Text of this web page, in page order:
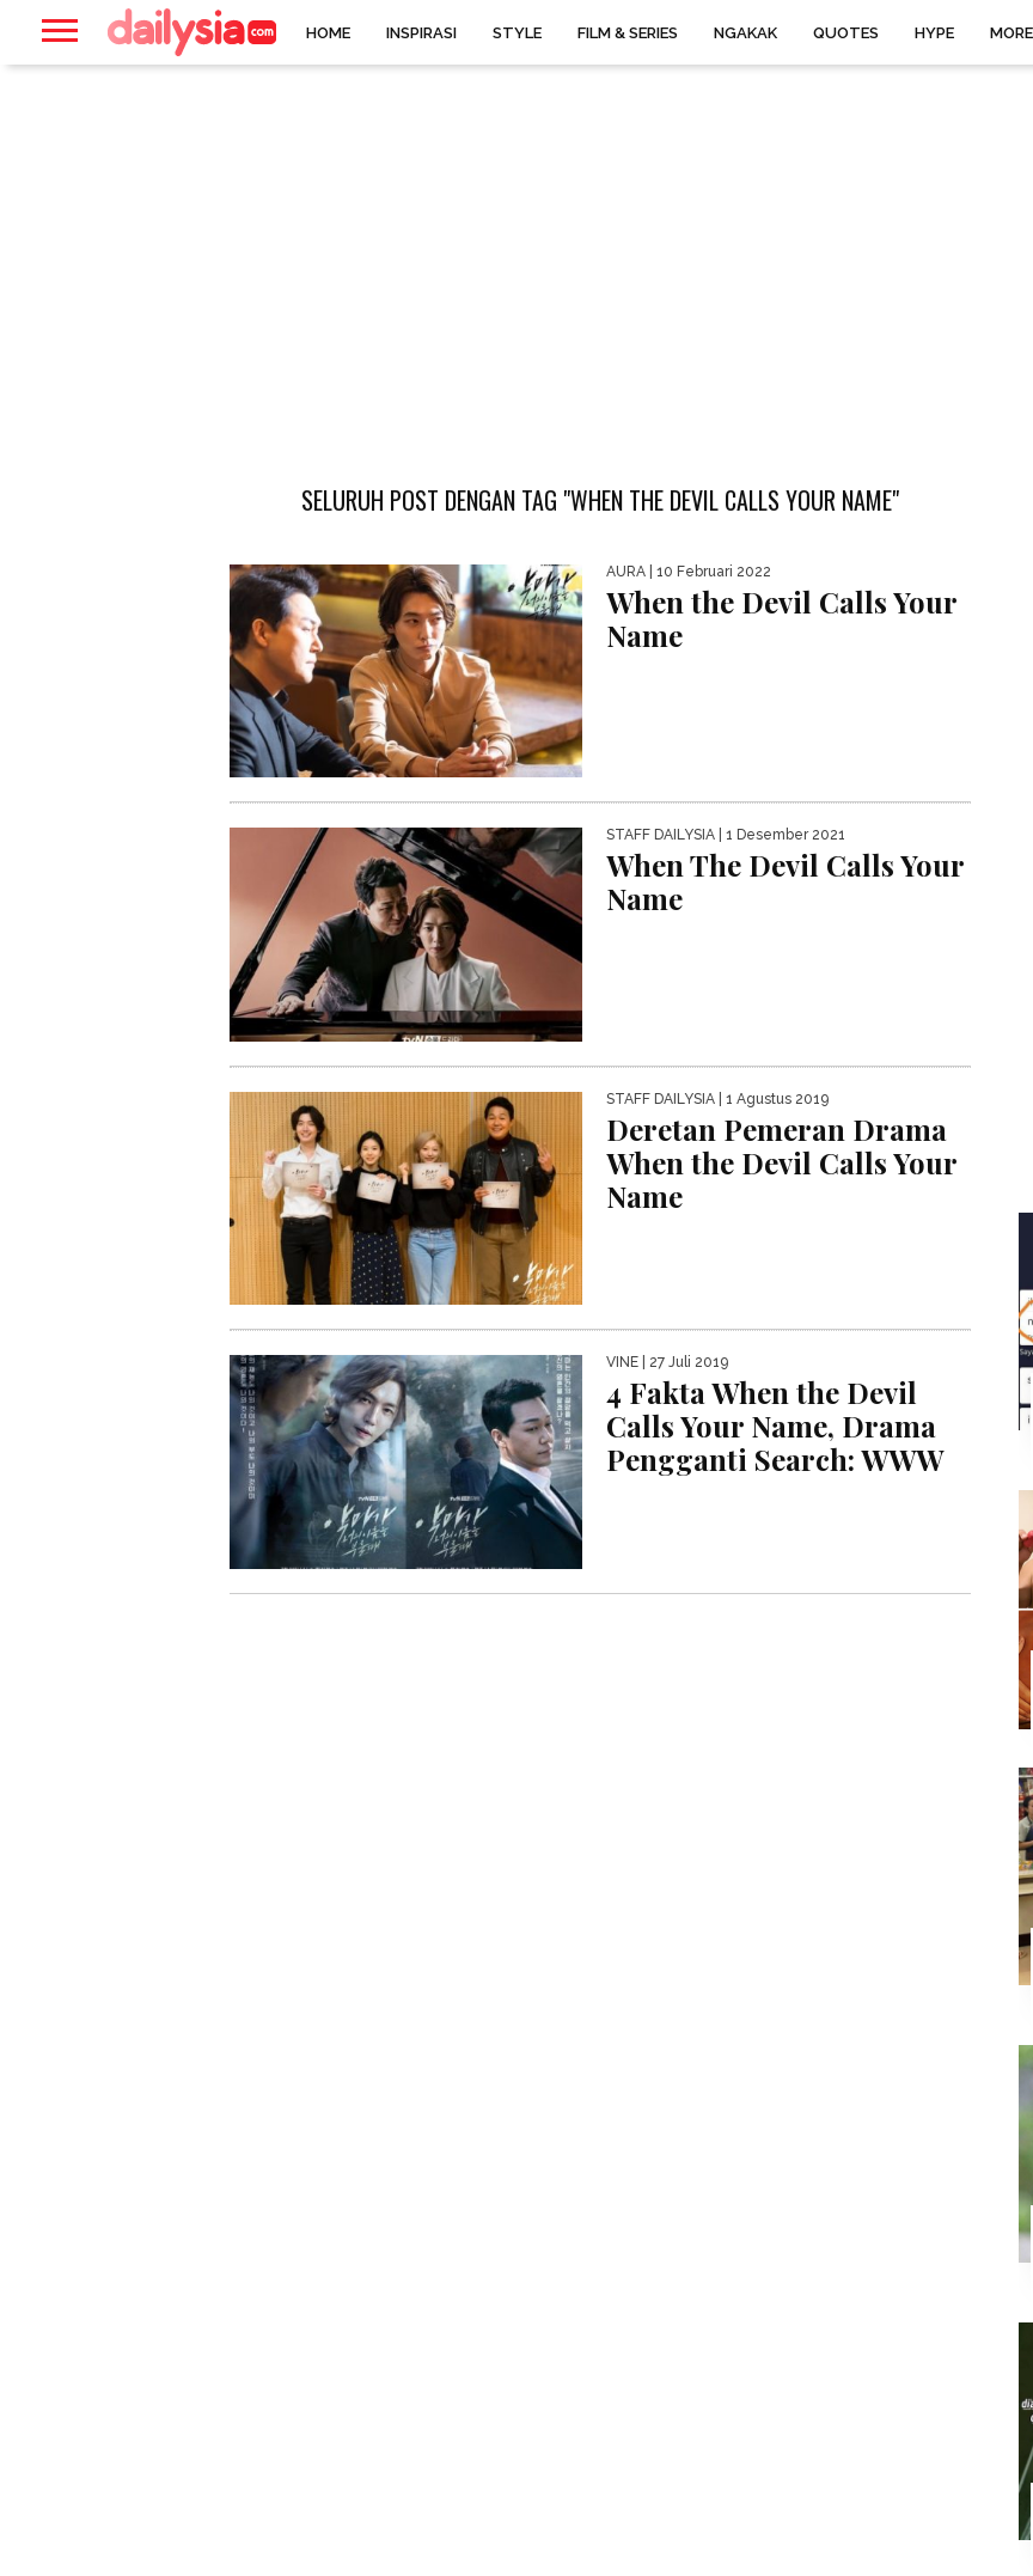
HOME INSPIRASI STYLE FILM & SERIES NGAKAK QUOTES HYPE MORE
SELURUH POST DENGAN TAG "WHEN THE DEVIL CALLS YOUR NAME"
AURA | 10 Februari 2022
When the Devil Calls Your
Name
STAFF DAILYSIA | 1 Desember 2021
When The Devil Calls Your
Name
STAFF DAILYSIA | 1 Agustus 2019
Deretan Pemeran Drama
When the Devil Calls Your
Name
VINE | 27 Juli 2019
4 Fakta When the Devil
Calls Your Name, Drama
Pengganti Search: WWW